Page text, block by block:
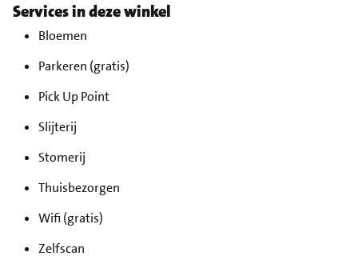
Services in deze winkel
Bloemen
Parkeren (gratis)
Pick Up Point
Slijterij
Stomerij
Thuisbezorgen
Wifi (gratis)
Zelfscan